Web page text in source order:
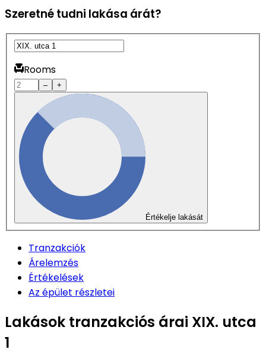
Szeretné tudni lakása árát?
Rooms
– +
Értékelje lakását
Tranzakciók
Árelemzés
Értékelések
Az épület részletei
Lakások tranzakciós árai XIX. utca
1